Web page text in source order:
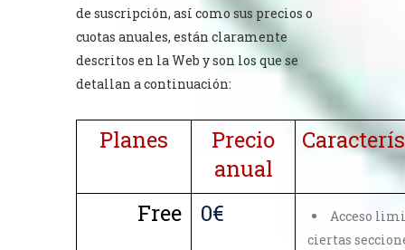
de suscripción, así como sus precios o
cuotas anuales, están claramente
descritos en la Web y son los que se
detallan a continuación:
Planes
Precio
anual
Free 0€
Acceso
ciertas